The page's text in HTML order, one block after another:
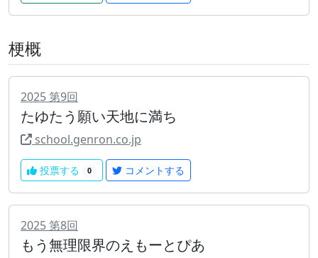
梗概
2025第9回
たゆたう願い天地に満ち
school.genron.co.jp
投票する 0 コメントする
2025第8回
もう無理限界のえもーとぴあ